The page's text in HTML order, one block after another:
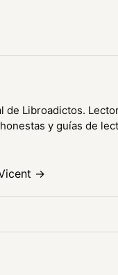
de Libroadictos.
y guías de
→